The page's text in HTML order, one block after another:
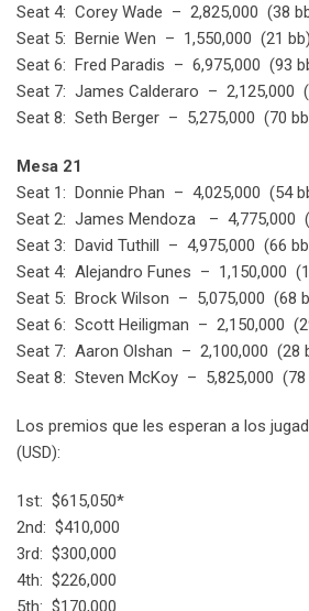
Seat 4: Corey Wade – 2,825,000 (38
Seat 5: Bernie Wen – 1,550,000 (21 bb)
Seat 6: Fred Paradis – 6,975,000 (93
Seat 7: James Calderaro – 2,125,000
Seat 8: Seth Berger – 5,275,000 (70
Mesa 21
Seat 1: Donnie Phan – 4,025,000 (54
Seat 2: James Mendoza – 4,775,000
Seat 3: David Tuthill – 4,975,000 (66
Seat 4: Alejandro Funes – 1,150,000
Seat 5: Brock Wilson – 5,075,000 (68
Seat 6: Scott Heiligman – 2,150,000
Seat 7: Aaron Olshan – 2,100,000 (28
Seat 8: Steven McKoy – 5,825,000 (78
Los premios que les esperan a los
(USD):
1st: $615,050*
2nd: $410,000
3rd: $300,000
4th: $226,000
5th: $170,000